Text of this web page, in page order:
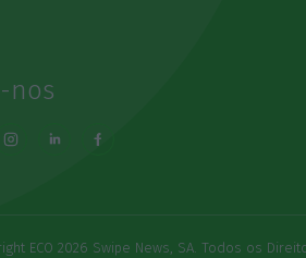
nos
ECO 2026 Swipe News, SA. Todos os